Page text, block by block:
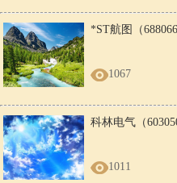
*ST航图（
1067
科林电气（
1011